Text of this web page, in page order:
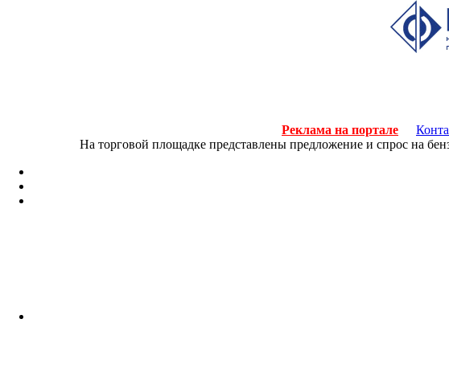
Реклама на портале
На торговой площадке представлены предложение и спрос на